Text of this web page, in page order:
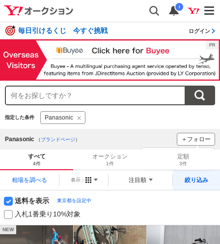
i
毎日引けるくじ 今すぐ挑戦 ログイン
指定した条件 Panasonic
Panasonic （ブランドページ） ＋フォロー
ブランドをフォロー
をチェック！
すべて
4件
オークション
1件
定額
3件
相場を調べる 表示： 注目順 絞り込み
送料を表示 東京都を設定中
入札1番乗り10%対象
NEW